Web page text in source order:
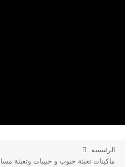
الرئيسية
ماكينات تعبئة حبوب و حبيبات وتعبئة